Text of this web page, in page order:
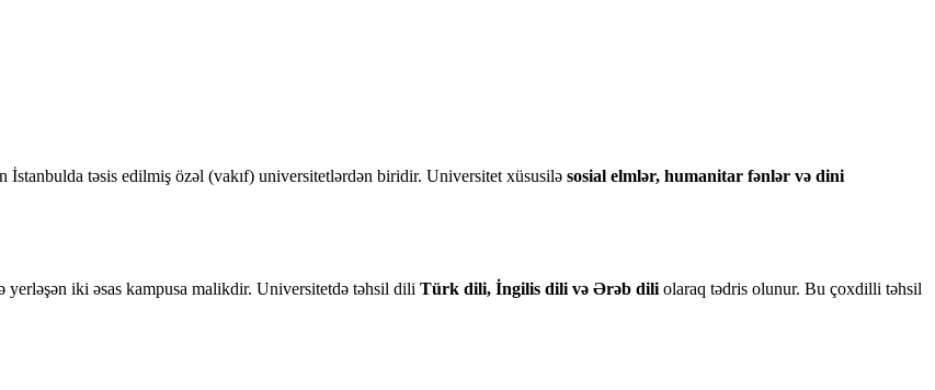
təsis edilmiş özəl (vakıf) universitetlərdən biridir. Universitet xüsusilə sosial elmlər, humanitar fənlər və dini
iki əsas kampusa malikdir. Universitetdə təhsil dili Türk dili, İngilis dili və Ərəb dili olaraq tədris olunur. Bu çoxdilli təhsil